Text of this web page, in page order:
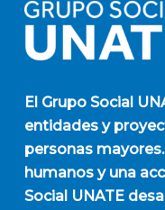
El Grupo Social
entidades y
personas
humanos y una
Social UNATE